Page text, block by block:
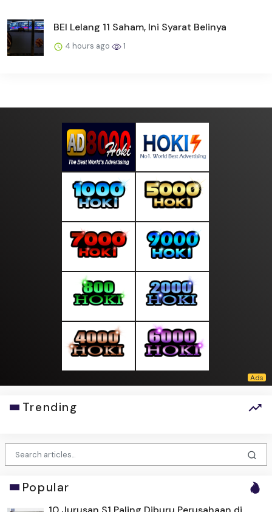
BEI Lelang 11 Saham, Ini Syarat Belinya
4 hours ago 1
Trending
Popular